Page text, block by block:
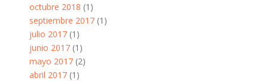
octubre 2018 (1)
septiembre 2017 (1)
julio 2017 (1)
junio 2017 (1)
mayo 2017 (2)
abril 2017 (1)